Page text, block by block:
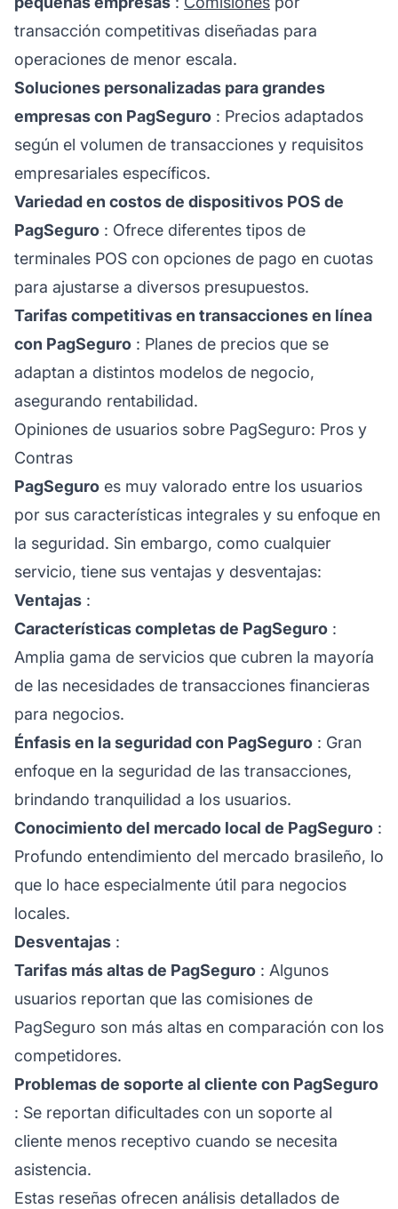
transacción competitivas diseñadas para
operaciones de menor escala.
Soluciones personalizadas para grandes
empresas con PagSeguro : Precios adaptados
según el volumen de transacciones y requisitos
empresariales específicos.
Variedad en costos de dispositivos POS de
PagSeguro : Ofrece diferentes tipos de
terminales POS con opciones de pago en cuotas
para ajustarse a diversos presupuestos.
Tarifas competitivas en transacciones en línea
con PagSeguro : Planes de precios que se
adaptan a distintos modelos de negocio,
asegurando rentabilidad.
Opiniones de usuarios sobre PagSeguro: Pros y
Contras
PagSeguro es muy valorado entre los usuarios
por sus características integrales y su enfoque en
la seguridad. Sin embargo, como cualquier
servicio, tiene sus ventajas y desventajas:
Ventajas :
Características completas de PagSeguro :
Amplia gama de servicios que cubren la mayoría
de las necesidades de transacciones financieras
para negocios.
Énfasis en la seguridad con PagSeguro : Gran
enfoque en la seguridad de las transacciones,
brindando tranquilidad a los usuarios.
Conocimiento del mercado local de PagSeguro :
Profundo entendimiento del mercado brasileño, lo
que lo hace especialmente útil para negocios
locales.
Desventajas :
Tarifas más altas de PagSeguro : Algunos
usuarios reportan que las comisiones de
PagSeguro son más altas en comparación con los
competidores.
Problemas de soporte al cliente con PagSeguro
: Se reportan dificultades con un soporte al
cliente menos receptivo cuando se necesita
asistencia.
Estas reseñas ofrecen análisis detallados de